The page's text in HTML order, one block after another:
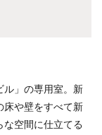
ル」の専用室。新
床や壁をすべて新
な空間に仕立てる